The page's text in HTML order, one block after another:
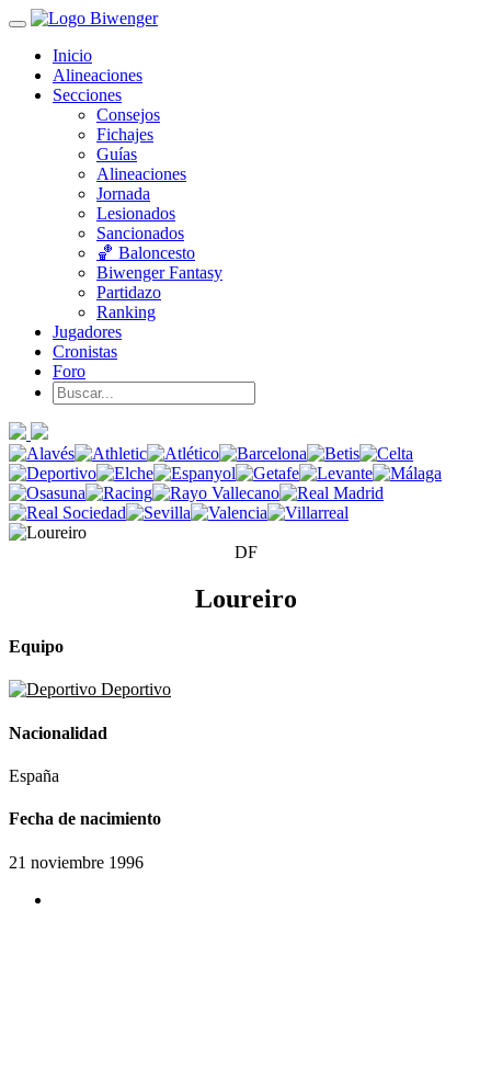
Inicio
Alineaciones
Secciones
Consejos
Fichajes
Guías
Alineaciones
Jornada
Lesionados
Sancionados
🏀 Baloncesto
Biwenger Fantasy
Partidazo
Ranking
Jugadores
Cronistas
Foro
DF
Loureiro
Equipo
Deportivo
Nacionalidad
España
Fecha de nacimiento
21 noviembre 1996